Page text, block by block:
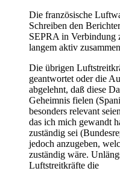
Die französische
Schreiben den
SEPRA in Verbindung
langem aktiv
Die übrigen
geantwortet oder die
abgelehnt, daß diese
Geheimnis fielen
besonders relevant
das ich mich gewandt
zuständig sei
jedoch anzugeben,
zuständig wäre.
Luftstreitkräfte die